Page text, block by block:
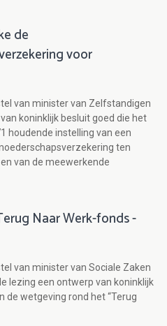
de
voor
van minister van Zelfstandigen
koninklijk besluit goed die het
houdende instelling van een
ten
van de meewerkende
Naar Werk-fonds -
van minister van Sociale Zaken
lezing een ontwerp van koninklijk
de wetgeving rond het “Terug